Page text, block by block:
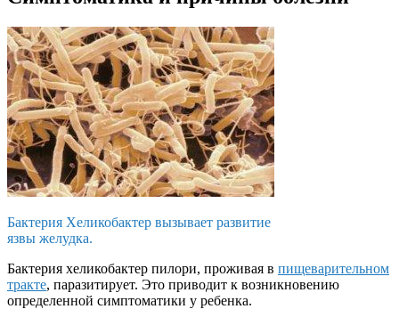
Бактерия Хеликобактер вызывает развитие
язвы желудка.
Бактерия хеликобактер пилори, проживая в пищеварительном
тракте, паразитирует. Это приводит к возникновению
определенной симптоматики у ребенка.